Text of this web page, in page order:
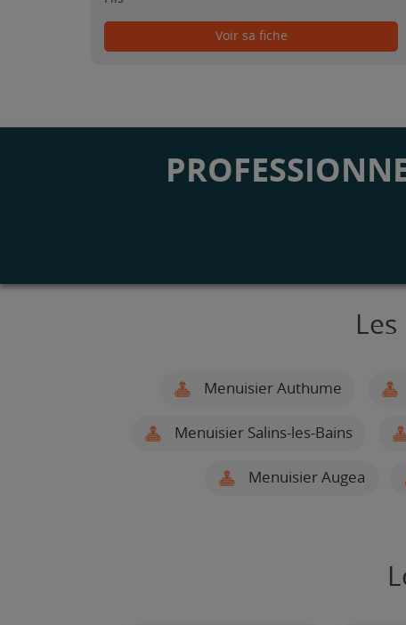
Voir sa fiche
Menuisier Authume
Menuisier Salins-les-Bains
Menuisier Augea